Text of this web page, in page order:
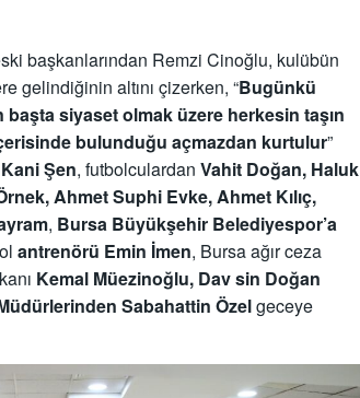
başkanlarından Remzi Cinoğlu, kulübün
gelindiğinin altını çizerken, “Bugünkü
siyaset olmak üzere herkesin taşın
bulunduğu açmazdan kurtulur”
Kani Şen, futbolculardan Vahit Doğan, Haluk
Ahmet Suphi Evke, Ahmet Kılıç,
, Bursa Büyükşehir Belediyespor’a
antrenörü Emin İmen, Bursa ağır ceza
Kemal Müezinoğlu, Dav sin Doğan
Sabahattin Özelgeceye